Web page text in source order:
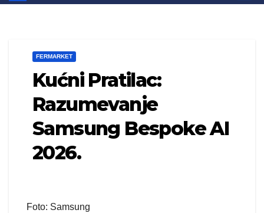
FERMARKET
Kućni Pratilac:
Razumevanje
Samsung Bespoke AI
2026.
Foto: Samsung